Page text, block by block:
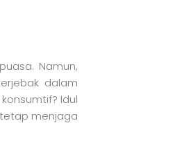
Namun,
dalam
Idul
tetap menjaga